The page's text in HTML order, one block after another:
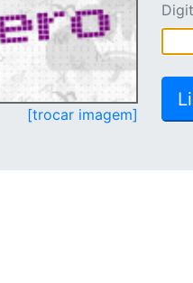
[trocar imagem]